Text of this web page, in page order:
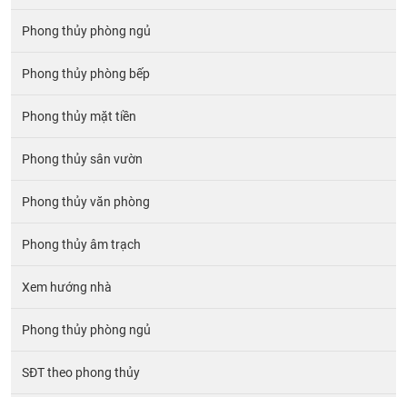
Phong thủy phòng ngủ
Phong thủy phòng bếp
Phong thủy mặt tiền
Phong thủy sân vườn
Phong thủy văn phòng
Phong thủy âm trạch
Xem hướng nhà
Phong thủy phòng ngủ
SĐT theo phong thủy